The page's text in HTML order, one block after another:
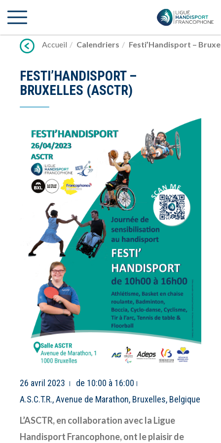
vers
Accueil
Calendriers Festi’Handisport –
FESTI’HANDISPORT –
BRUXELLES (ASCTR)
26 avril 2023
de 10:00 à 16:00
A.S.C.T.R., Avenue de Marathon, Bruxelles, Belgique
L’ASCTR, en collaboration avec la Ligue
Handisport Francophone, ont le plaisir de